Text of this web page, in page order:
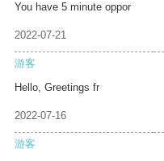
You have 5 minute oppor
2022-07-21
游客
Hello, Greetings fr
2022-07-16
游客